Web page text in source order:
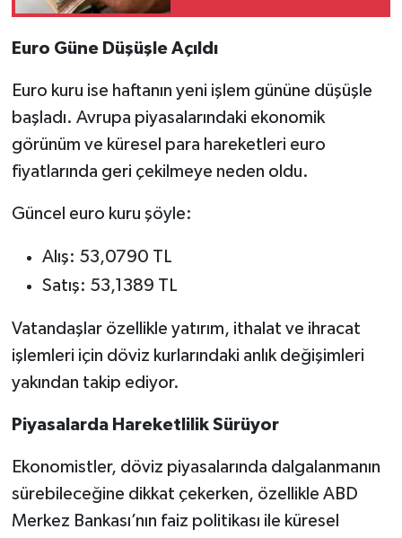
Euro Güne Düşüşle Açıldı
Euro kuru ise haftanın yeni işlem gününe düşüşle
başladı. Avrupa piyasalarındaki ekonomik
görünüm ve küresel para hareketleri euro
fiyatlarında geri çekilmeye neden oldu.
Güncel euro kuru şöyle:
Alış: 53,0790 TL
Satış: 53,1389 TL
Vatandaşlar özellikle yatırım, ithalat ve ihracat
işlemleri için döviz kurlarındaki anlık değişimleri
yakından takip ediyor.
Piyasalarda Hareketlilik Sürüyor
Ekonomistler, döviz piyasalarında dalgalanmanın
sürebileceğine dikkat çekerken, özellikle ABD
Merkez Bankası’nın faiz politikası ile küresel